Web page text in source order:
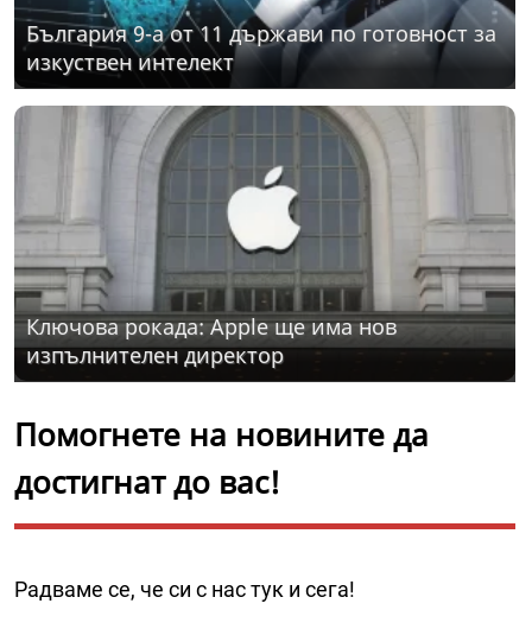
България 9-а от 11 държави по готовност за
изкуствен интелект
Ключова рокада: Apple ще има нов
изпълнителен директор
Помогнете на новините да
достигнат до вас!
Радваме се, че си с нас тук и сега!